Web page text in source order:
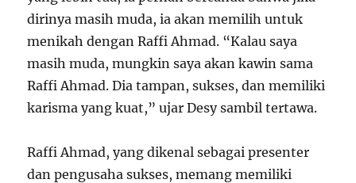
dirinya masih muda, ia akan memilih untuk
menikah dengan Raffi Ahmad. “Kalau saya
masih muda, mungkin saya akan kawin sama
Raffi Ahmad. Dia tampan, sukses, dan memiliki
karisma yang kuat,” ujar Desy sambil tertawa.
Raffi Ahmad, yang dikenal sebagai presenter
dan pengusaha sukses, memang memiliki